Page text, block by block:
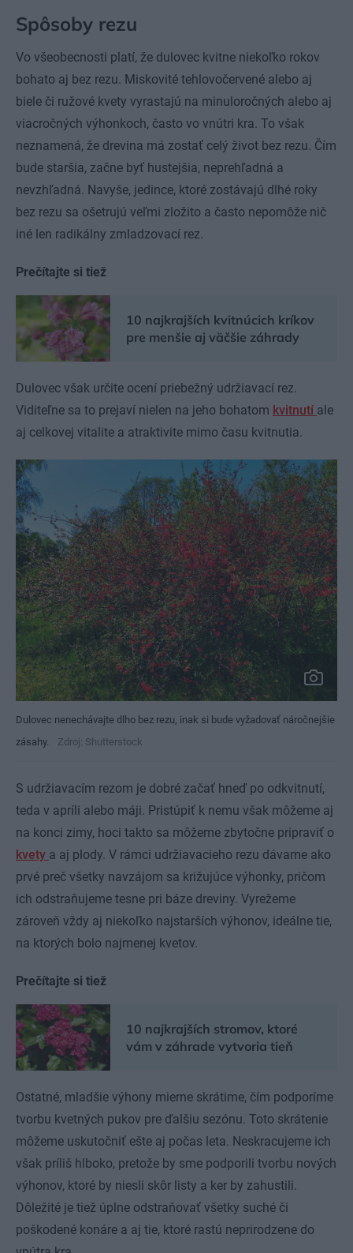
Spôsoby rezu
Vo všeobecnosti platí, že dulovec kvitne niekoľko rokov
bohato aj bez rezu. Miskovité tehlovočervené alebo aj
biele či ružové kvety vyrastajú na minuloročných alebo aj
viacročných výhonkoch, často vo vnútri kra. To však
neznamená, že drevina má zostať celý život bez rezu. Čím
bude staršia, začne byť hustejšia, neprehľadná a
nevzhľadná. Navyše, jedince, ktoré zostávajú dlhé roky
bez rezu sa ošetrujú veľmi zložito a často nepomôže nič
iné len radikálny zmladzovací rez.
Prečítajte si tiež
10 najkrajších kvitnúcich kríkov
pre menšie aj väčšie záhrady
Dulovec však určite ocení priebežný udržiavací rez.
Viditeľne sa to prejaví nielen na jeho bohatom kvitnutí ale
aj celkovej vitalite a atraktivite mimo času kvitnutia.
Dulovec nenechávajte dlho bez rezu, inak si bude vyžadovať náročnejšie
zásahy.
Zdroj: Shutterstock
S udržiavacím rezom je dobré začať hneď po odkvitnutí,
teda v apríli alebo máji. Pristúpiť k nemu však môžeme aj
na konci zimy, hoci takto sa môžeme zbytočne pripraviť o
kvety a aj plody. V rámci udržiavacieho rezu dávame ako
prvé preč všetky navzájom sa križujúce výhonky, pričom
ich odstraňujeme tesne pri báze dreviny. Vyrežeme
zároveň vždy aj niekoľko najstarších výhonov, ideálne tie,
na ktorých bolo najmenej kvetov.
Prečítajte si tiež
10 najkrajších stromov, ktoré
vám v záhrade vytvoria tieň
Ostatné, mladšie výhony mierne skrátime, čím podporíme
tvorbu kvetných pukov pre ďalšiu sezónu. Toto skrátenie
môžeme uskutočniť ešte aj počas leta. Neskracujeme ich
však príliš hlboko, pretože by sme podporili tvorbu nových
výhonov, ktoré by niesli skôr listy a ker by zahustili.
Dôležité je tiež úplne odstraňovať všetky suché či
poškodené konáre a aj tie, ktoré rastú neprirodzene do